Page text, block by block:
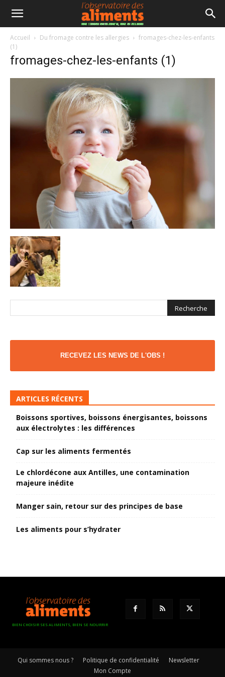
Accueil Du fromage contre les allergies
fromages-chez-les-enfants
(1)
fromages-chez-les-enfants (1)
RECEVEZ LES NEWS DE L'OBS !
ARTICLES RÉCENTS
Boissons sportives, boissons énergisantes, boissons
aux électrolytes : les différences
Cap sur les aliments fermentés
Le chlordécone aux Antilles, une contamination
majeure inédite
Manger sain, retour sur des principes de base
Les aliments pour s’hydrater
BIEN CHOISIR SES ALIMENTS, BIEN SE NOURRIR
Qui sommes nous ? Politique de confidentialité
Newsletter
Mon Compte